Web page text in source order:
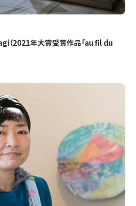
（2021年大賞受賞作品「au fil du